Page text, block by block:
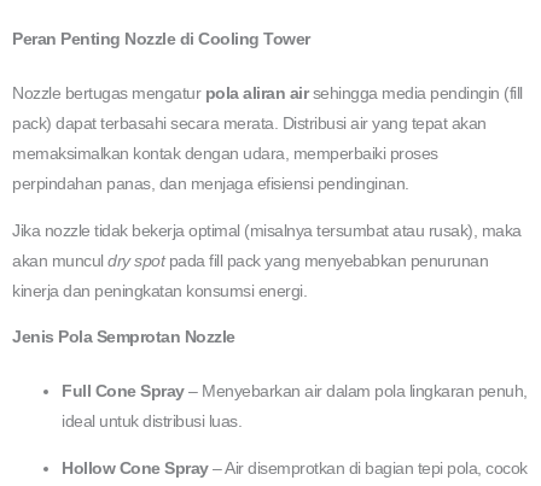
Peran Penting Nozzle di Cooling Tower
Nozzle bertugas mengatur pola aliran airsehingga media pendingin (fill
pack) dapat terbasahi secara merata. Distribusi air yang tepat akan
memaksimalkan kontak dengan udara, memperbaiki proses
perpindahan panas, dan menjaga efisiensi pendinginan.
Jika nozzle tidak bekerja optimal (misalnya tersumbat atau rusak), maka
akan muncul dry spotpada fill pack yang menyebabkan penurunan
kinerja dan peningkatan konsumsi energi.
Jenis Pola Semprotan Nozzle
Full Cone Spray– Menyebarkan air dalam pola lingkaran penuh,
ideal untuk distribusi luas.
Hollow Cone Spray– Air disemprotkan di bagian tepi pola, cocok